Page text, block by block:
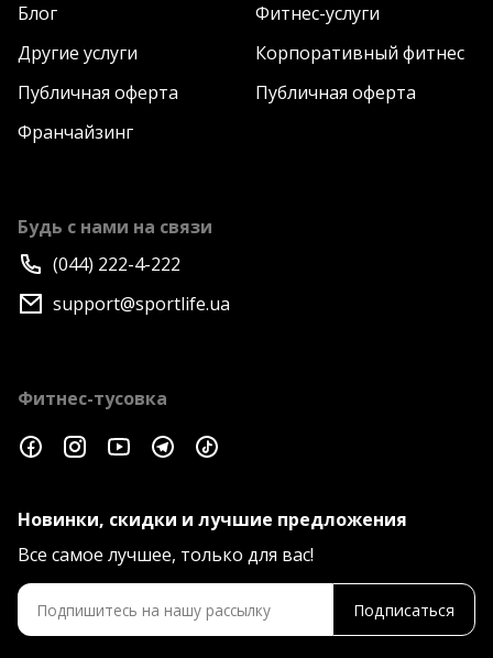
Блог
Фитнес-услуги
Другие услуги
Корпоративный фитнес
Публичная оферта
Публичная оферта
Франчайзинг
Будь с нами на связи
(044) 222-4-222
support@sportlife.ua
Фитнес-тусовка
Новинки, скидки и лучшие предложения
Все самое лучшее, только для вас!
Подписаться